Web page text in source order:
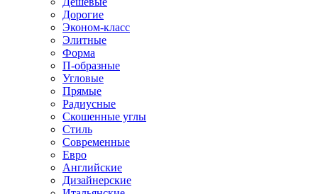
Дорогие
Эконом-класс
Элитные
Форма
П-образные
Угловые
Прямые
Радиусные
Скошенные углы
Стиль
Современные
Евро
Английские
Дизайнерские